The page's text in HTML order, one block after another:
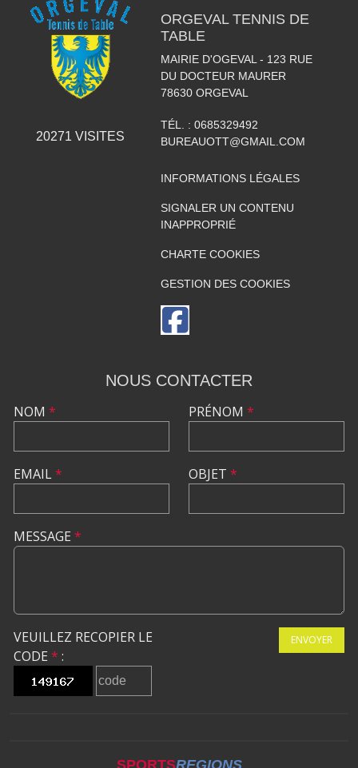
20271 VISITES
ORGEVAL TENNIS DE
TABLE
MAIRIE D'OGEVAL - 123 RUE
DU DOCTEUR MAURER
78630 ORGEVAL
TÉL. : 0685329492
BUREAUOTT@GMAIL.COM
INFORMATIONS LÉGALES
SIGNALER UN CONTENU
INAPPROPRIÉ
CHARTE COOKIES
GESTION DES COOKIES
NOUS CONTACTER
NOM *
EMAIL*
PRÉNOM *
OBJET *
MESSAGE *
VEUILLEZ RECOPIER LE
CODE * :
ENVOYER
SPORTSREGIONS